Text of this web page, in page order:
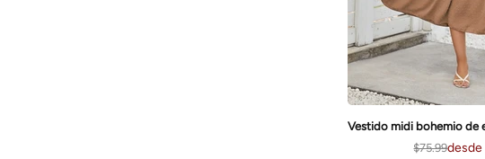
$75.99desde